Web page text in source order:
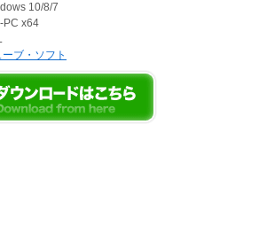
10/8/7
PC x64
ーブ・ソフト